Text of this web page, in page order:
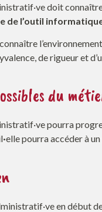
doit
de l’outil
de rigueur et
du
pourra
·elle pourra accéder à
en début